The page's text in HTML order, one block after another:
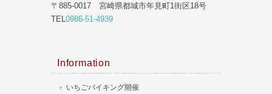
〒885-0017 宮崎県都城市年見町1街区18号
TEL 0986-51-4939
Information
いちごバイキング開催